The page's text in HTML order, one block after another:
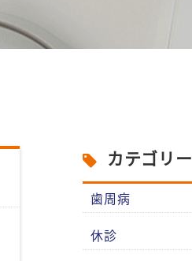
カテゴリー
歯周病
休診